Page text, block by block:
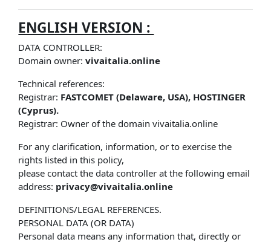
ENGLISH VERSION :
DATA CONTROLLER:
Domain owner:vivaitalia.online
Technical references:
Registrar: FASTCOMET (Delaware, USA), HOSTINGER
(Cyprus).
Registrar: Owner of the domain vivaitalia.online
For any clarification, information, or to exercise the
rights listed in this policy,
please contact the data controller at the following email
address: privacy@vivaitalia.online
DEFINITIONS/LEGAL REFERENCES.
PERSONAL DATA (OR DATA)
Personal data means any information that, directly or